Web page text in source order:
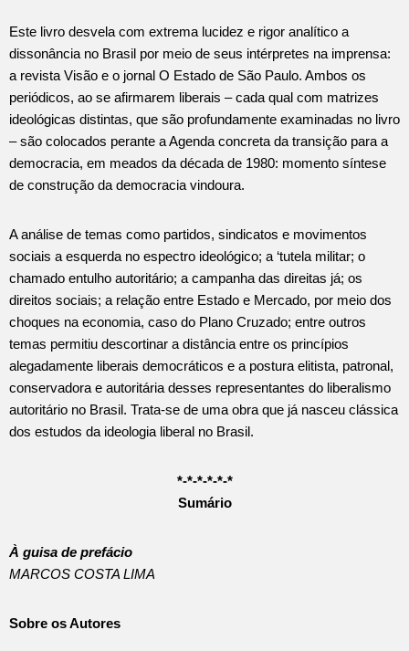
Este livro desvela com extrema lucidez e rigor analítico a
dissonância no Brasil por meio de seus intérpretes na imprensa:
a revista Visão e o jornal O Estado de São Paulo. Ambos os
periódicos, ao se afirmarem liberais – cada qual com matrizes
ideológicas distintas, que são profundamente examinadas no livro
– são colocados perante a Agenda concreta da transição para a
democracia, em meados da década de 1980: momento síntese
de construção da democracia vindoura.
A análise de temas como partidos, sindicatos e movimentos
sociais a esquerda no espectro ideológico; a ‘tutela militar; o
chamado entulho autoritário; a campanha das direitas já; os
direitos sociais; a relação entre Estado e Mercado, por meio dos
choques na economia, caso do Plano Cruzado; entre outros
temas permitiu descortinar a distância entre os princípios
alegadamente liberais democráticos e a postura elitista, patronal,
conservadora e autoritária desses representantes do liberalismo
autoritário no Brasil. Trata-se de uma obra que já nasceu clássica
dos estudos da ideologia liberal no Brasil.
*-*-*-*-*-*
Sumário
À guisa de prefácio
MARCOS COSTA LIMA
Sobre os Autores